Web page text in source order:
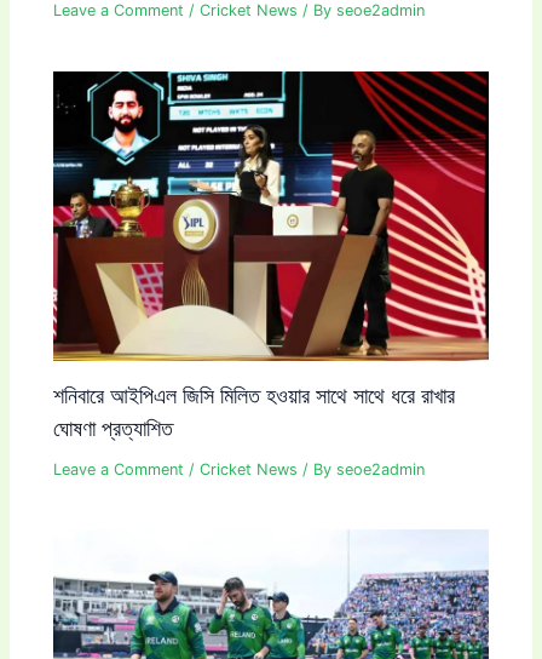
Leave a Comment /Cricket News / Byseoe2admin
শনিবারে আইপিএল জিসি মিলিত হওয়ার সাথে সাথে ধরে রাখার
ঘোষণা প্রত্যাশিত
Leave a Comment /Cricket News / Byseoe2admin